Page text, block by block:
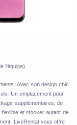
l'équipe)
Avec son design chic
Un emplacement pour
supplémentaires, de
et stocker autant de
LiveRental vous offre